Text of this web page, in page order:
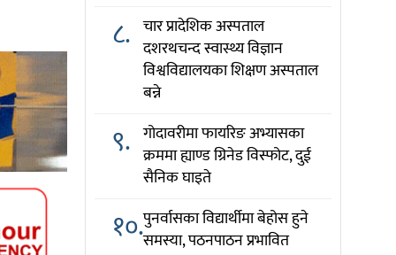
८. चार प्रादेशिक अस्पताल
दशरथचन्द स्वास्थ्य विज्ञान
विश्वविद्यालयका शिक्षण अस्पताल
बन्ने
९. गोदावरीमा फायरिङ अभ्यासका
क्रममा ह्याण्ड ग्रिनेड विस्फोट, दुई
सैनिक घाइते
१०.पुनर्वासका विद्यार्थीमा बेहोस हुने
समस्या, पठनपाठन प्रभावित